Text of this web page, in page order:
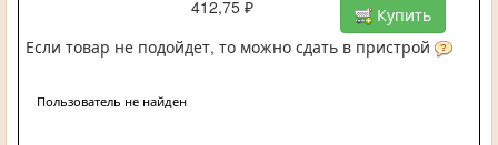
412,75 ₽
Купить
Если товар не подойдет, то можно сдать в пристрой
Пользователь не найден